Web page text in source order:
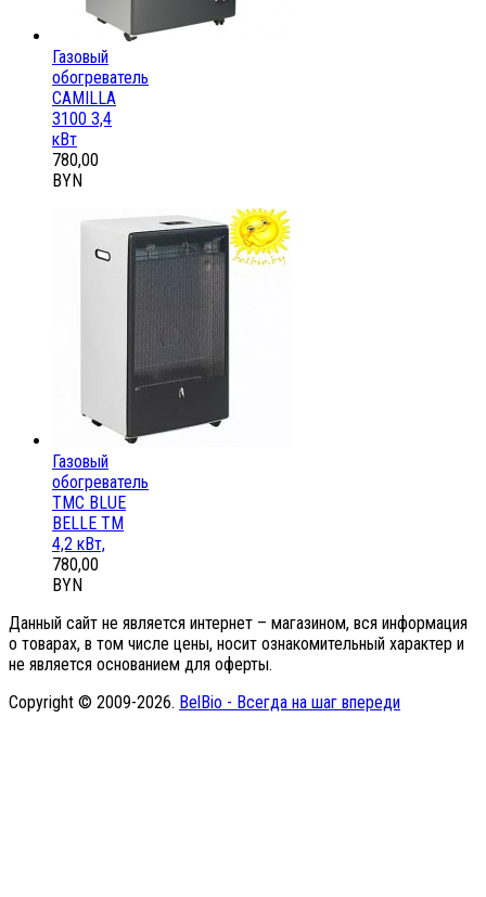
Газовый
обогреватель
CAMILLA
3100 3,4
кВт
780,00
BYN
Газовый
обогреватель
ТМС BLUE
BELLE ТМ
4,2 кВт,
780,00
BYN
Данный сайт не является интернет – магазином, вся информация
о товарах, в том числе цены, носит ознакомительный характер и
не является основанием для оферты.
Copyright © 2009-2026. BelBio - Всегда на шаг впереди